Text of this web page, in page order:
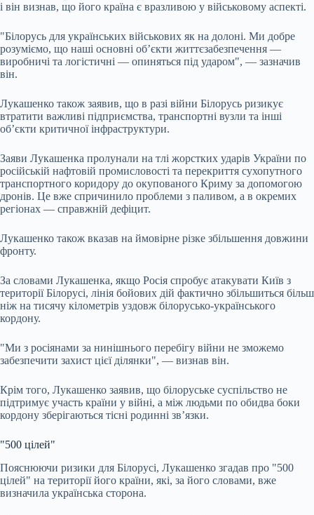
і він визнав, що його країна є вразливою у військовому аспекті.
"Білорусь для українських військових як на долоні. Ми добре
розуміємо, що наші основні об’єкти життєзабезпечення —
виробничі та логістичні — опиняться під ударом", — зазначив
він.
Лукашенко також заявив, що в разі війни Білорусь ризикує
втратити важливі підприємства, транспортні вузли та інші
об’єкти критичної інфраструктури.
Заяви Лукашенка пролунали на тлі жорстких ударів України по
російській нафтовій промисловості та перекриття сухопутного
транспортного коридору до окупованого Криму за допомогою
дронів. Це вже спричинило проблеми з паливом, а в окремих
регіонах — справжній дефіцит.
Лукашенко також вказав на ймовірне різке збільшення довжини
фронту.
За словами Лукашенка, якщо Росія спробує атакувати Київ з
території Білорусі, лінія бойових дій фактично збільшиться більш
ніж на тисячу кілометрів уздовж білорусько-українського
кордону.
"Ми з росіянами за нинішнього перебігу війни не зможемо
забезпечити захист цієї ділянки", — визнав він.
Крім того, Лукашенко заявив, що білоруське суспільство не
підтримує участь країни у війні, а між людьми по обидва боки
кордону зберігаються тісні родинні зв’язки.
"500 цілей"
Пояснюючи ризики для Білорусі, Лукашенко згадав про "500
цілей" на території його країни, які, за його словами, вже
визначила українська сторона.